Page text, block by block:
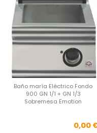
Baño maría Eléctrico Fondo
900 GN 1/1 + GN 1/3
Sobremesa Emotion
0,00